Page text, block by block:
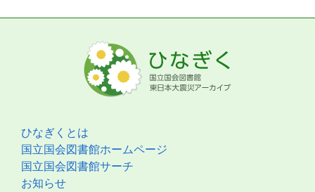
ひなぎくとは
国立国会図書館ホームページ
国立国会図書館サーチ
お知らせ